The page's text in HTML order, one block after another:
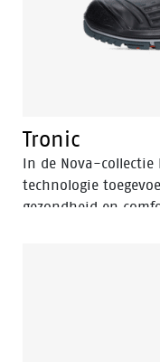
Tronic
In de Nova-
technologie
gezondheid en
gecombineerd met
Walkline® 2.0-zool